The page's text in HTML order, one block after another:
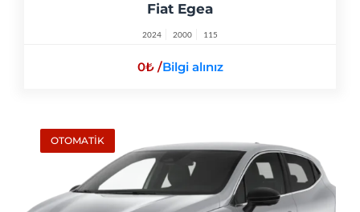
Fiat Egea
2024 2000 115
0 /Bilgi alınız
OTOMATİK